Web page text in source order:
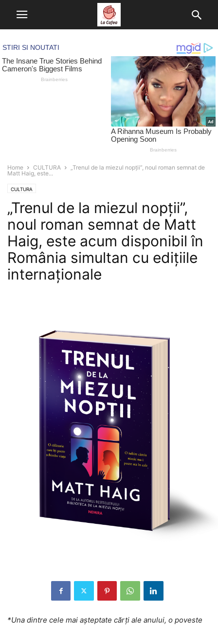
Home CULTURA
„Trenul de la miezul nopții”, noul roman semnat de
Matt Haig, este...
CULTURA
„Trenul de la miezul nopții”,
noul roman semnat de Matt
Haig, este acum disponibil în
România simultan cu edițiile
internaționale
*Una dintre cele mai așteptate cărți ale anului, o poveste